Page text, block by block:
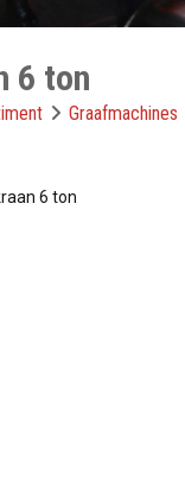
6 ton
Graafmachines
6 ton